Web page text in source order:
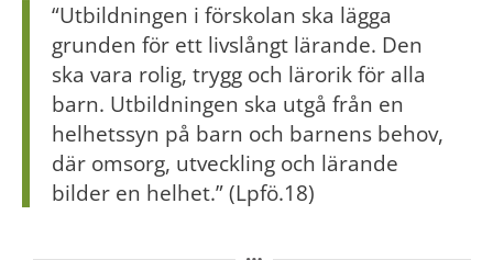
“Utbildningen i förskolan ska lägga
grunden för ett livslångt lärande. Den
ska vara rolig, trygg och lärorik för alla
barn. Utbildningen ska utgå från en
helhetssyn på barn och barnens behov,
där omsorg, utveckling och lärande
bilder en helhet.” (Lpfö.18)